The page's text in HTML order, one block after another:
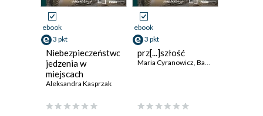
ebook
3 pkt
Niebezpieczeństwo
jedzenia w
miejscach
publicznych i
Aleksandra Kasprzak
ebook
3 pkt
prz[...]szłość
Maria Cyranowicz, Bartosz Dłubała